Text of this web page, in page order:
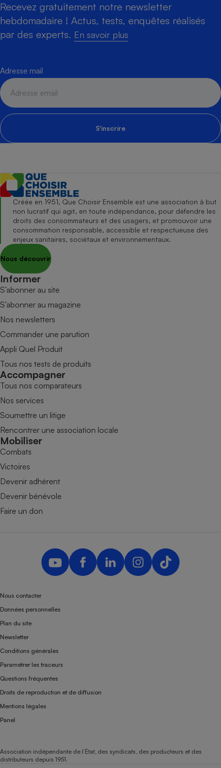
Recevez gratuitement notre newsletter
hebdomadaire ! Actus, tests, enquêtes réalisés
par des experts. En savoir plus
Adresse mail
S'inscrire
Créée en 1951, Que Choisir Ensemble est une association à but
non lucratif qui agit, en toute indépendance, pour défendre les
droits des consommateurs et des usagers, et promouvoir une
consommation responsable, accessible et respectueuse des
enjeux sanitaires, sociétaux et environnementaux.
Nous découvrir
Informer
S’abonner au site
S’abonner au magazine
Nos newsletters
Commander une parution
Appli Quel Produit
Tous nos tests de produits
Accompagner
Tous nos comparateurs
Nos services
Soumettre un litige
Rencontrer une association locale
Mobiliser
Combats
Victoires
Devenir adhérent
Devenir bénévole
Faire un don
Nous contacter
Données personnelles
Plan du site
Newsletter
Conditions générales
Paramétrer les traceurs
Questions fréquentes
Droits de reproduction et de diffusion
Mentions légales
Panel
Association indépendante de l’État, des syndicats, des producteurs et des
distributeurs depuis 1951.